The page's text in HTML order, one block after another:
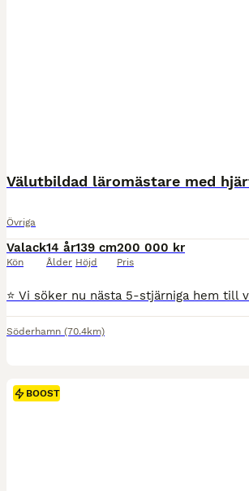
Övriga
Valack
Kön
14 år
Ålder
139 cm
Höjd
200 000 kr
Pris
Söderhamn (70.4km)
BOOST